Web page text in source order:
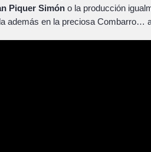
Piquer Simóno la producción
además en la preciosa Combarro…